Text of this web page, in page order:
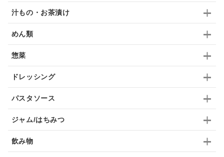
汁もの・お茶漬け
めん類
惣菜
ドレッシング
パスタソース
ジャム/はちみつ
飲み物